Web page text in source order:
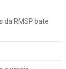
da RMSP bate